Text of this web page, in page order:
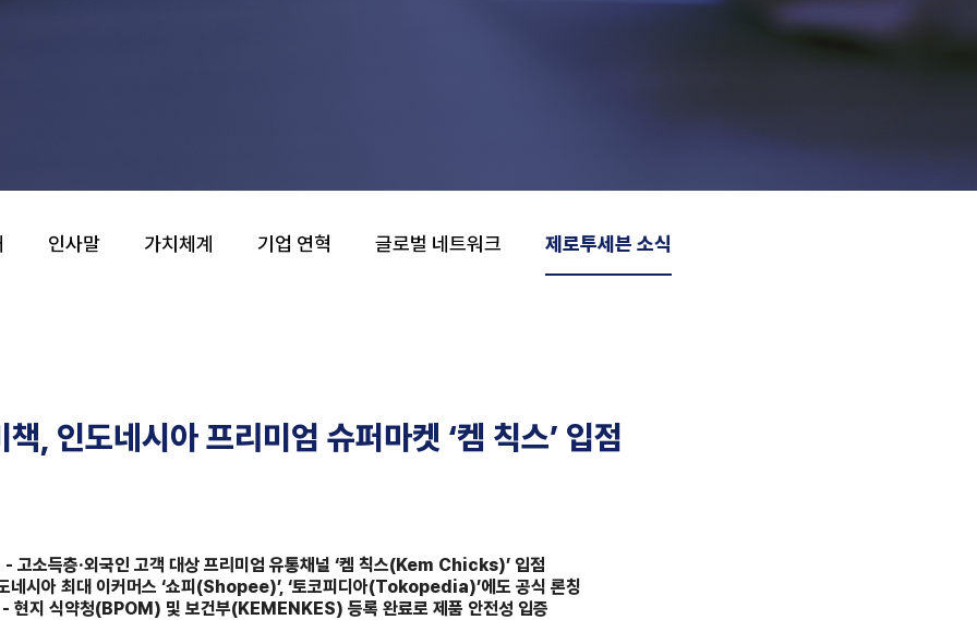
인사말 가치체계 기업 연혁 글로벌 네트워크 제로투세븐 소식
책, 인도네시아 프리미엄 슈퍼마켓 ‘켐 칙스’ 입점
- 고소득층·외국인 고객 대상 프리미엄 유통채널 ‘켐 칙스(Kem Chicks)’ 입점
네시아 최대 이커머스 ‘쇼피(Shopee)’, ‘토코피디아(Tokopedia)’에도 공식 론칭
- 현지 식약청(BPOM) 및 보건부(KEMENKES) 등록 완료로 제품 안전성 입증